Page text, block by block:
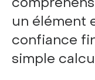
un élément
confiance
simple